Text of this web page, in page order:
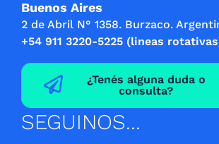
Buenos Aires
2 de Abril N° 1358. Burzaco.
+54 911 3220-5225 (lineas
¿Tenés alguna duda o
consulta?
SEGUINOS...